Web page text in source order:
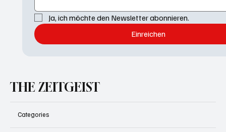
Ja, ich möchte den Newsletter abonnieren.
Einreichen
THE ZEITGEIST
Categories